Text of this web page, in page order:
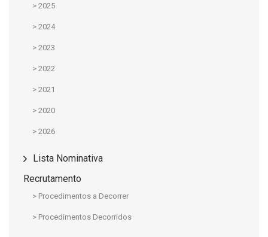
> 2025
> 2024
> 2023
> 2022
> 2021
> 2020
> 2026
Lista Nominativa
Recrutamento
> Procedimentos a Decorrer
> Procedimentos Decorridos